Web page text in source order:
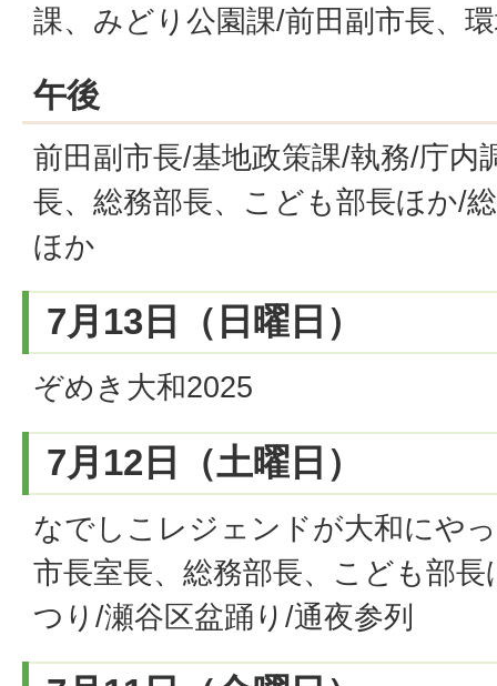
課、みどり公園課/前田副市長、
午後
前田副市長/基地政策課/執務/庁内
長、総務部長、こども部長ほか/
ほか
7月13日（日曜日）
ぞめき大和2025
7月12日（土曜日）
なでしこレジェンドが大和にや
市長室長、総務部長、こども部
つり/瀬谷区盆踊り/通夜参列